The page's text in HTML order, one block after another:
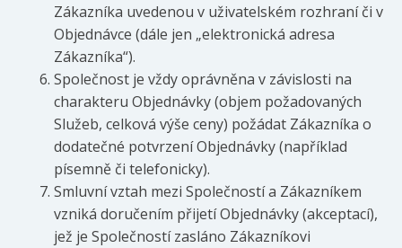
Zákazníka uvedenou v uživatelském rozhraní či v
Objednávce (dále jen „elektronická adresa
Zákazníka“).
Společnost je vždy oprávněna v závislosti na
charakteru Objednávky (objem požadovaných
Služeb, celková výše ceny) požádat Zákazníka o
dodatečné potvrzení Objednávky (například
písemně či telefonicky).
Smluvní vztah mezi Společností a Zákazníkem
vzniká doručením přijetí Objednávky (akceptací),
jež je Společností zasláno Zákazníkovi